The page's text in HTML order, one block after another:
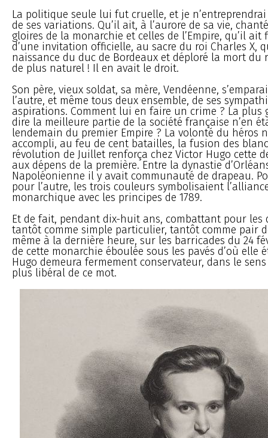
La politique seule lui fut cruelle, et je
de ses variations. Qu’il ait, à l’aurore de sa vie,
gloires de la monarchie et celles de l’Empire, qu’il ait
d’une invitation officielle, au sacre du roi Charles X,
naissance du duc de Bordeaux et déploré la mort du
de plus naturel ! Il en avait le droit.
Son père, vieux soldat, sa mère, Vendéenne,
l’autre, et même tous deux ensemble, de ses
aspirations. Comment lui en faire un crime ? La plus
dire la meilleure partie de la société française n’en
lendemain du premier Empire ? La volonté du héros
accompli, au feu de cent batailles, la fusion des
révolution de Juillet renforça chez Victor Hugo cette
aux dépens de la première. Entre la dynastie
Napoléonienne il y avait communauté de drapeau.
pour l’autre, les trois couleurs symbolisaient
monarchique avec les principes de 1789.
Et de fait, pendant dix-huit ans, combattant pour les
tantôt comme simple particulier, tantôt comme pair
même à la dernière heure, sur les barricades du 24
de cette monarchie éboulée sous les pavés d’où elle
Hugo demeura fermement conservateur, dans le
plus libéral de ce mot.